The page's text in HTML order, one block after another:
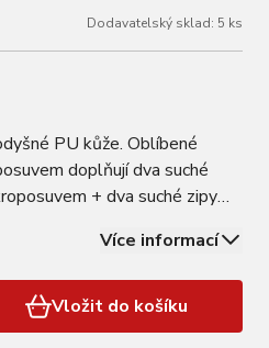
Dodavatelský sklad: 5 ks
PU kůže. Oblíbené
doplňují dva suché
+ dva suché zipy
Více informací
Vložit do košíku